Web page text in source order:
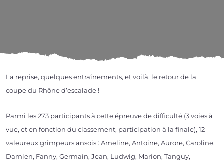
La reprise, quelques entraî­ne­ments, et voi­là, le retour de la
coupe du Rhône d’escalade !
Parmi les 273 par­ti­ci­pants à cette épreuve de dif­fi­cul­té (3 voies à
vue, et en fonc­tion du clas­se­ment, par­ti­ci­pa­tion à la finale), 12
valeu­reux grim­peurs ansois : Ameline, Antoine, Aurore, Caroline,
Damien, Fanny, Germain, Jean, Ludwig, Marion, Tanguy,